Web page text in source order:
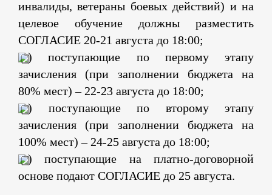
инвалиды, ветераны боевых действий) и на
целевое обучение должны разместить
СОГЛАСИЕ 20-21 августа до 18:00;
) поступающие по первому этапу
зачисления (при заполнении бюджета на
80% мест) – 22-23 августа до 18:00;
) поступающие по второму этапу
зачисления (при заполнении бюджета на
100% мест) – 24-25 августа до 18:00;
) поступающие на платно-договорной
основе подают СОГЛАСИЕ до 25 августа.